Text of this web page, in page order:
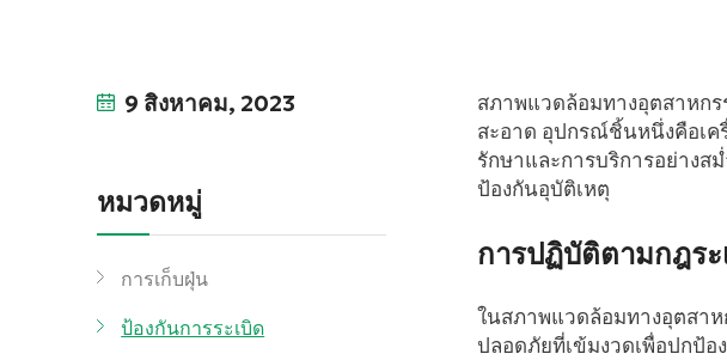
9 สิงหาคม, 2023
หมวดหมู่
การเก็บฝุ่น
ป้องกันการระเบิด
สภาพแวดล้อมทางอุตสาหก
สะอาด อุปกรณ์ชิ้นหนึ่งคือเค
รักษาและการบริการอย่างส
ป้องกันอุบัติเหตุ
การปฏิบัติตามกฎระ
ในสภาพแวดล้อมทางอุตสา
ปลอดภัยที่เข้มงวดเพื่อปกป้อ